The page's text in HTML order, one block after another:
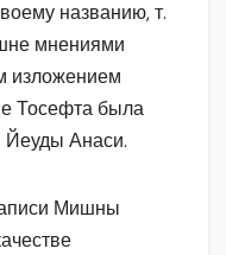
названию, т.
мнениями
изложением
Тосефта была
Йеуды Анаси.
Мишны